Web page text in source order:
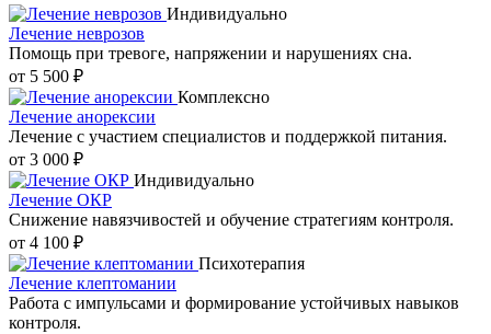
Индивидуально
Лечение неврозов
Помощь при тревоге, напряжении и нарушениях сна.
от 5 500 ₽
Комплексно
Лечение анорексии
Лечение с участием специалистов и поддержкой питания.
от 3 000 ₽
Индивидуально
Лечение ОКР
Снижение навязчивостей и обучение стратегиям контроля.
от 4 100 ₽
Психотерапия
Лечение клептомании
Работа с импульсами и формирование устойчивых навыков
контроля.